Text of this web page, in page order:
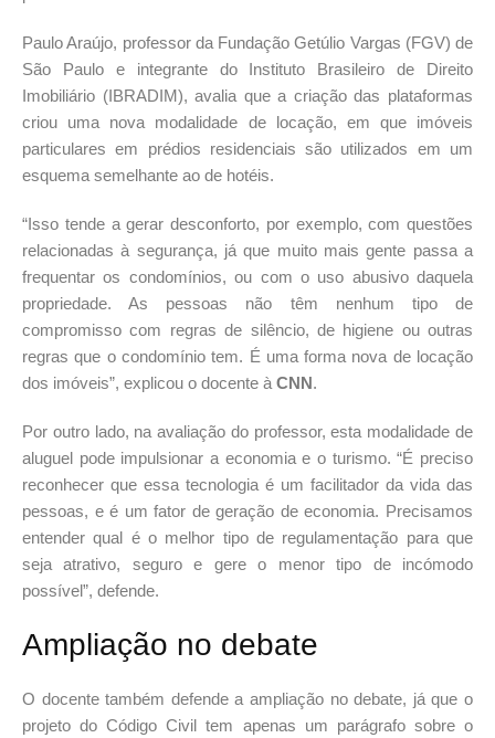
Paulo Araújo, professor da Fundação Getúlio Vargas (FGV) de
São Paulo e integrante do Instituto Brasileiro de Direito
Imobiliário (IBRADIM), avalia que a criação das plataformas
criou uma nova modalidade de locação, em que imóveis
particulares em prédios residenciais são utilizados em um
esquema semelhante ao de hotéis.
“Isso tende a gerar desconforto, por exemplo, com questões
relacionadas à segurança, já que muito mais gente passa a
frequentar os condomínios, ou com o uso abusivo daquela
propriedade. As pessoas não têm nenhum tipo de
compromisso com regras de silêncio, de higiene ou outras
regras que o condomínio tem. É uma forma nova de locação
dos imóveis”, explicou o docente à CNN.
Por outro lado, na avaliação do professor, esta modalidade de
aluguel pode impulsionar a economia e o turismo. “É preciso
reconhecer que essa tecnologia é um facilitador da vida das
pessoas, e é um fator de geração de economia. Precisamos
entender qual é o melhor tipo de regulamentação para que
seja atrativo, seguro e gere o menor tipo de incómodo
possível”, defende.
Ampliação no debate
O docente também defende a ampliação no debate, já que o
projeto do Código Civil tem apenas um parágrafo sobre o